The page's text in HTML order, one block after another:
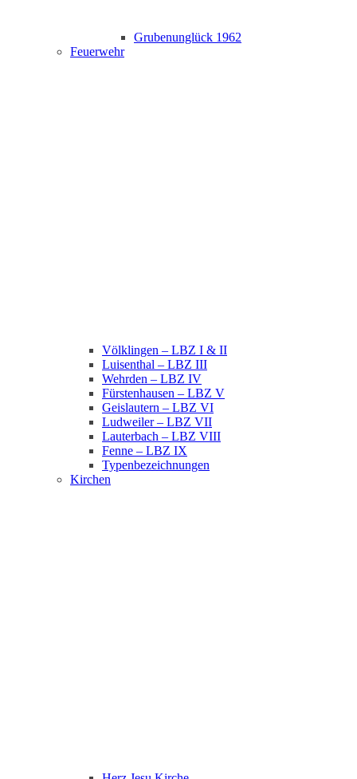
Grubenunglück 1962
Feuerwehr
Völklingen – LBZ I & II
Luisenthal – LBZ III
Wehrden – LBZ IV
Fürstenhausen – LBZ V
Geislautern – LBZ VI
Ludweiler – LBZ VII
Lauterbach – LBZ VIII
Fenne – LBZ IX
Typenbezeichnungen
Kirchen